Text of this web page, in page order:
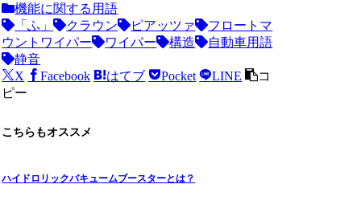
機能に関する用語
「ふ」
クラウン ピアッツァ
フロートマ
ウントワイパー
ワイパー 構造
自動車用語
静音
X
Facebook はてブ Pocket LINE
コ
ピー
こちらもオススメ
ハイドロリックバキュームブースターとは？